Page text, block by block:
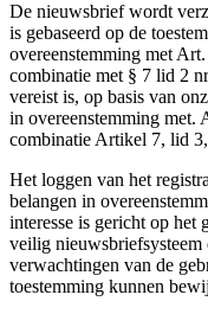
De nieuwsbrief wordt
is gebaseerd op de
overeenstemming met
combinatie met § 7 lid 2
vereist is, op basis van
in overeenstemming
combinatie Artikel 7, lid
Het loggen van het
belangen in
interesse is gericht op het
veilig nieuwsbriefsysteem
verwachtingen van de
toestemming kunnen